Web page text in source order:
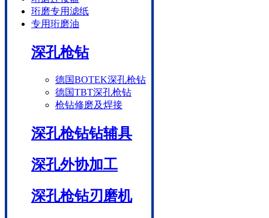
珩磨专用滤纸
专用珩磨油
深孔枪钻
德国BOTEK深孔枪钻
德国TBT深孔枪钻
枪钻修磨及焊接
深孔枪钻钻辅具
深孔外协加工
深孔枪钻刃磨机